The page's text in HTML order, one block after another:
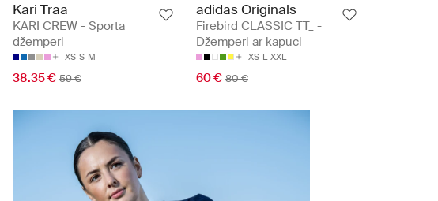
Kari Traa
KARI CREW - Sporta
džemperi
XS S M
38.35 € 59 €
adidas Originals
Firebird CLASSIC TT_ -
Džemperi ar kapuci
XS L XXL
60 € 80 €